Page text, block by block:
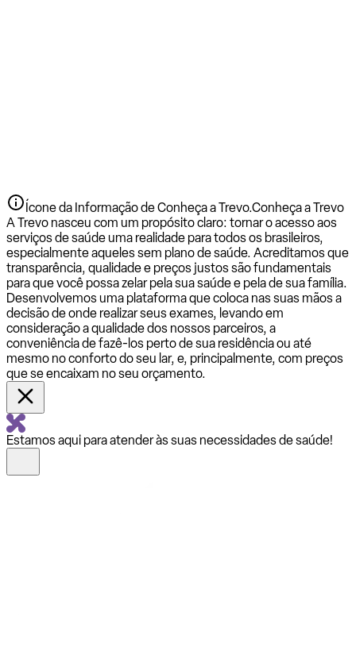
Ícone da Informação de Conheça a Trevo.Conheça a Trevo
A Trevo nasceu com um propósito claro: tornar o acesso aos
serviços de saúde uma realidade para todos os brasileiros,
especialmente aqueles sem plano de saúde. Acreditamos que
transparência, qualidade e preços justos são fundamentais
para que você possa zelar pela sua saúde e pela de sua família.
Desenvolvemos uma plataforma que coloca nas suas mãos a
decisão de onde realizar seus exames, levando em
consideração a qualidade dos nossos parceiros, a
conveniência de fazê-los perto de sua residência ou até
mesmo no conforto do seu lar, e, principalmente, com preços
que se encaixam no seu orçamento.
Estamos aqui para atender às suas necessidades de saúde!